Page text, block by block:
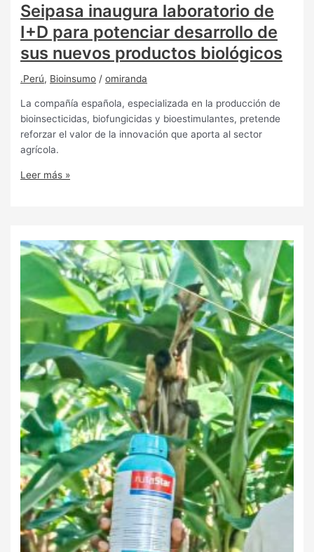
Seipasa inaugura laboratorio de
I+D para potenciar desarrollo de
sus nuevos productos biológicos
.Perú, Bioinsumo /omiranda
La compañía española, especializada en la producción de
bioinsecticidas, biofungicidas y bioestimulantes, pretende
reforzar el valor de la innovación que aporta al sector
agrícola.
Leer más »